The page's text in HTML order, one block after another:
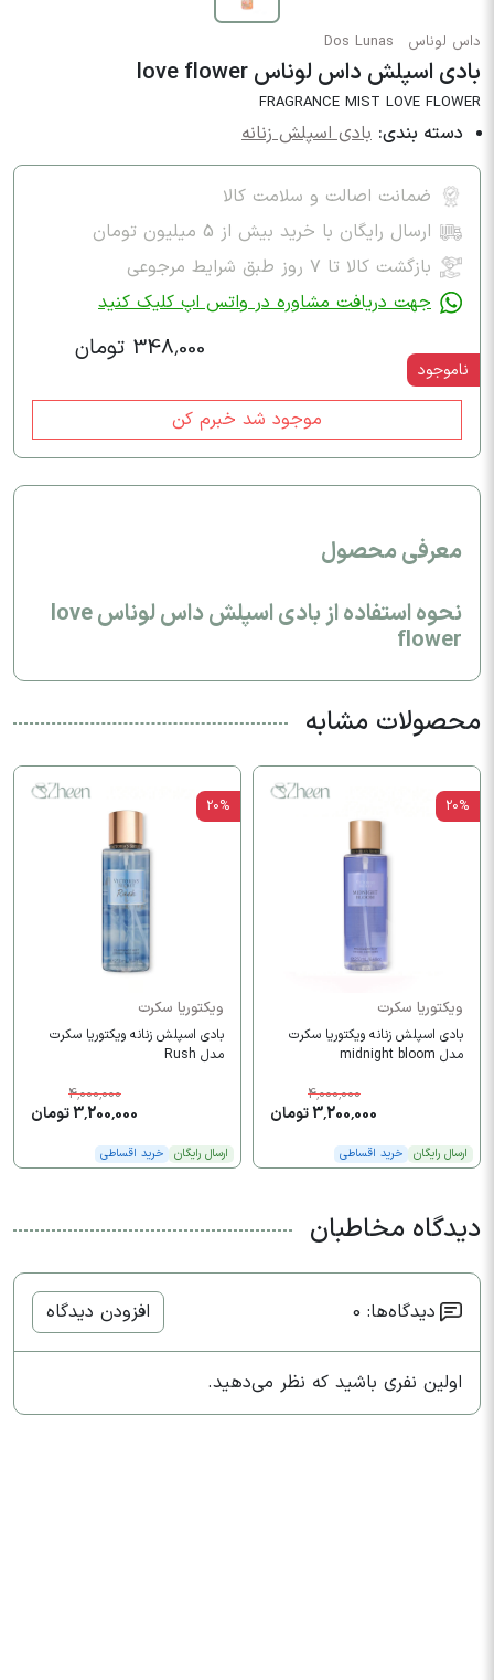
داس لوناس Dos Lunas
بادی اسپلش داس لوناس love flower
FRAGRANCE MIST LOVE FLOWER
دسته بندی: بادی اسپلش زنانه
ضمانت اصالت و سلامت کالا
ارسال رایگان با خرید بیش از 5 میلیون تومان
بازگشت کالا تا ۷ روز طبق شرایط مرجوعی
جهت دریافت مشاوره در واتس اپ کلیک کنید
348,000 تومان
ناموجود
موجود شد خبرم کن
معرفی محصول
نحوه استفاده از بادی اسپلش داس لوناس love
flower
محصولات مشابه
20%
ویکتوریا سکرت
بادی اسپلش زنانه ویکتوریا سکرت
مدل midnight bloom
4,000,000
3,200,000 تومان
ارسال رایگان خرید اقساطی
20%
ویکتوریا سکرت
بادی اسپلش زنانه ویکتوریا سکرت
مدل Rush
4,000,000
3,200,000 تومان
ارسال رایگان خرید اقساطی
دیدگاه مخاطبان
دیدگاه‌ها: 0 افزودن دیدگاه
اولین نفری باشید که نظر می‌دهید.